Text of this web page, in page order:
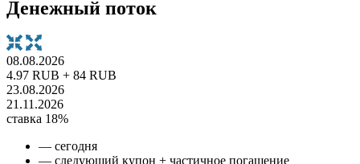
Денежный поток
08.08.2026
4.97 RUB + 84 RUB
23.08.2026
21.11.2026
ставка 18%
— сегодня
— следующий купон + частичное погашение